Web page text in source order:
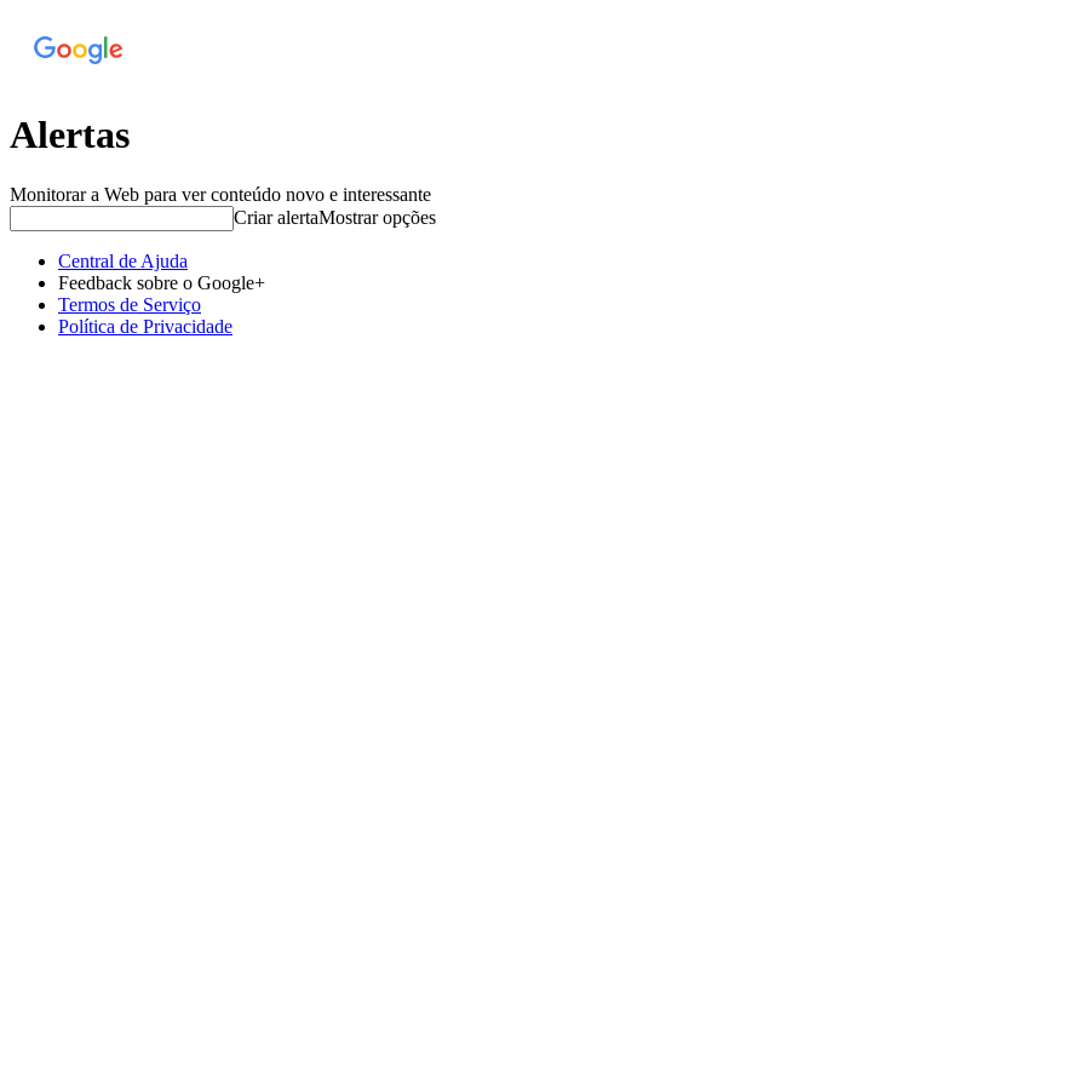
Alertas
Monitorar a Web para ver conteúdo novo e interessante
Criar alertaMostrar opções
Central de Ajuda
Feedback sobre o Google+
Termos de Serviço
Política de Privacidade